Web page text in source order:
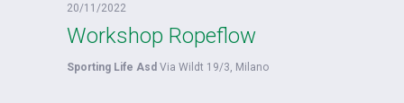
20/11/2022
Workshop Ropeflow
Sporting Life Asd Via Wildt 19/3, Milano